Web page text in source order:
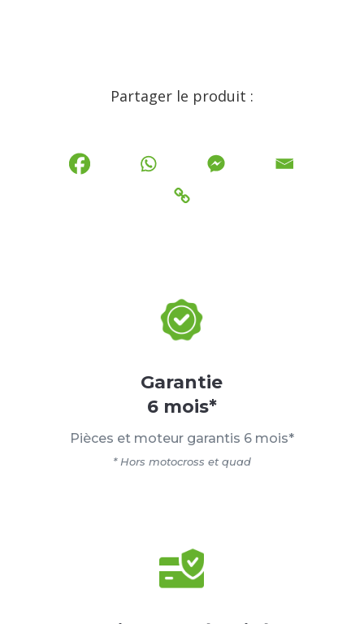
Partager le produit :
Garantie
6 mois*
Pièces et moteur garantis 6 mois*
* Hors motocross et quad